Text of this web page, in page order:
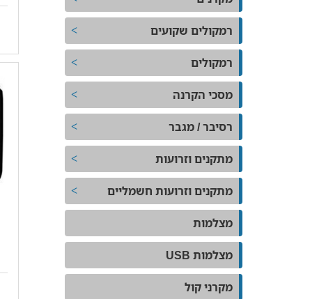
רמקולים שקועים
רמקולים
מסכי הקרנה
רסיבר / מגבר
מתקנים וזרועות
מתקנים וזרועות חשמליים
מצלמות
מצלמות USB
מקרני קול